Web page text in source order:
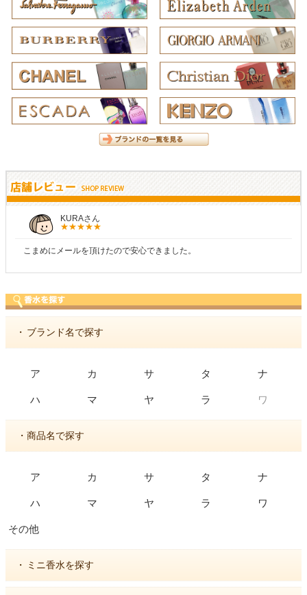
KURAさん
こまめにメールを頂けたので安心できました。
・ ブランド名で探す
ア カ サ タ ナ
ハ マ ヤ ラ ワ
・商品名で探す
ア カ サ タ ナ
ハ マ ヤ ラ ワ
その他
・ ミニ香水を探す